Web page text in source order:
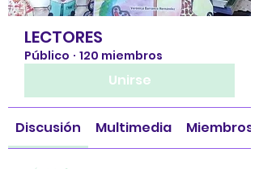
LECTORES
Público · 120 miembros
Unirse
Discusión Multimedia Miembros